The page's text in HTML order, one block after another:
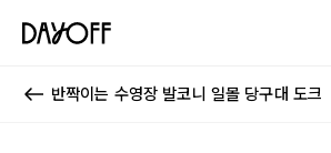
반짝이는 수영장 발코니 일몰 당구대 도크